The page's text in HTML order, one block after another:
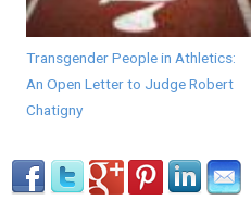
Transgender People in Athletics:
An Open Letter to Judge Robert
Chatigny